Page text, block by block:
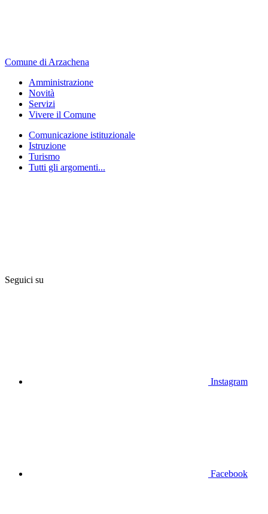
Comune di Arzachena
Amministrazione
Novità
Servizi
Vivere il Comune
Comunicazione istituzionale
Istruzione
Turismo
Tutti gli argomenti...
Seguici su
Instagram
Facebook